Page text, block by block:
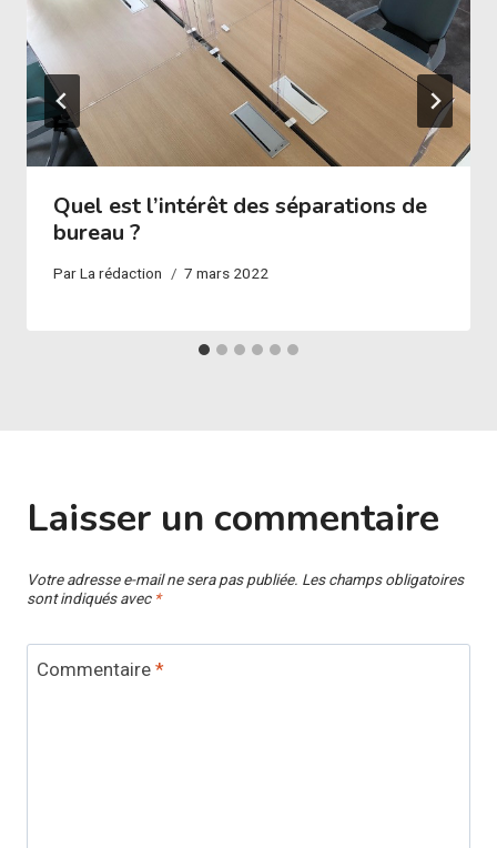
Quel est l’intérêt des séparations de
bureau ?
ParLa rédaction 7 mars 2022
Laisser un commentaire
Votre adresse e-mail ne sera pas publiée. Les champs obligatoires
sont indiqués avec *
Commentaire *